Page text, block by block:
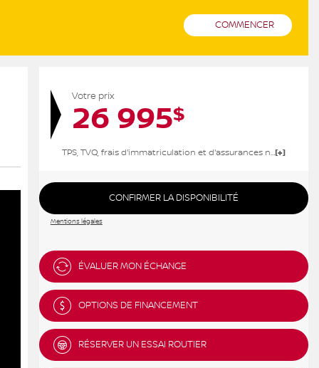
COMMENCER
Votre prix
26 995$
TPS, TVQ, frais d'immatriculation et d'assurances non inclus.
CONFIRMER LA DISPONIBILITÉ
Mentions légales
ÉVALUER MON ÉCHANGE
OPTIONS DE FINANCEMENT
RÉSERVER UN ESSAI ROUTIER